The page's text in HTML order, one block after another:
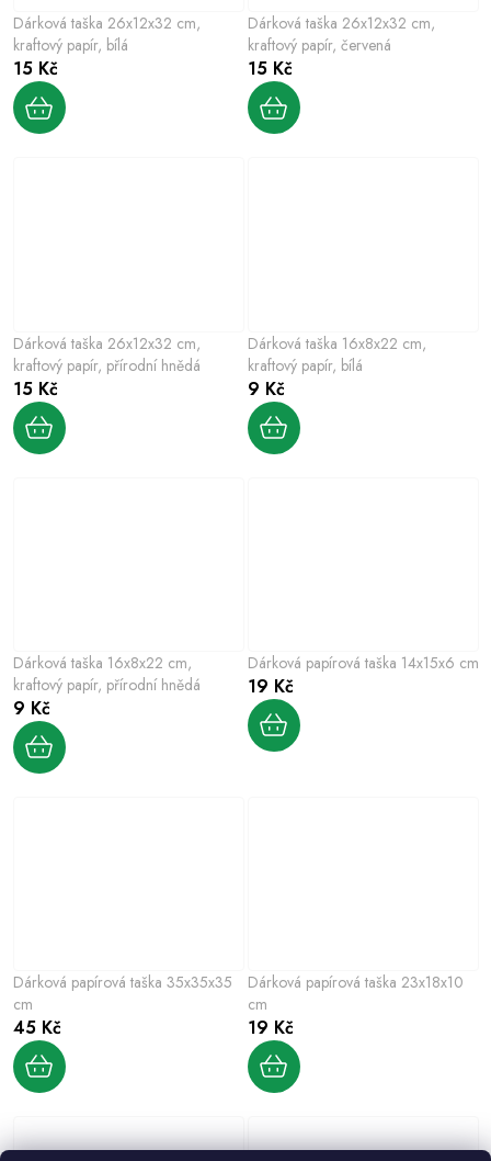
Dárková taška 26x12x32 cm,
kraftový papír, bílá
15 Kč
Dárková taška 26x12x32 cm,
kraftový papír, červená
15 Kč
Dárková taška 26x12x32 cm,
kraftový papír, přírodní hnědá
15 Kč
Dárková taška 16x8x22 cm,
kraftový papír, bílá
9 Kč
Dárková taška 16x8x22 cm,
kraftový papír, přírodní hnědá
9 Kč
Dárková papírová taška 14x15x6 cm
19 Kč
Dárková papírová taška 35x35x35
cm
45 Kč
Dárková papírová taška 23x18x10
cm
19 Kč